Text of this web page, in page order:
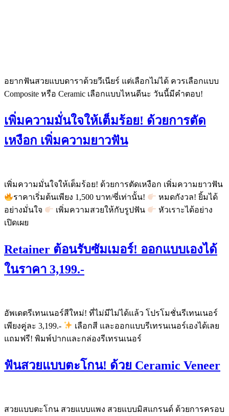
อยากฟันสวยแบบดาราด้วยวีเนียร์ แต่เลือกไม่ได้ ควรเลือกแบบ
Composite หรือ Ceramic เลือกแบบไหนดีนะ วันนี้มีคำตอบ!
เพิ่มความมั่นใจให้เต็มร้อย! ด้วยการตัด
เหงือก เพิ่มความยาวฟัน
เพิ่มความมั่นใจให้เต็มร้อย! ด้วยการตัดเหงือก เพิ่มความยาวฟัน
ราคาเริ่มต้นเพียง 1,500 บาท/ซี่เท่านั้น!
หมดกังวล! ยิ้มได้
อย่างมั่นใจ
เพิ่มความสวยให้กับรูปฟัน
หัวเราะได้อย่าง
เปิดเผย
Retainer ต้อนรับซัมเมอร์! ออกแบบเองได้
ในราคา 3,199.-
อัพเดตรีเทนเนอร์สีใหม่! ที่ไม่มีไม่ได้แล้ว โปรโมชั่นรีเทนเนอร์
เพียงคู่ละ 3,199.-
เลือกสี และออกแบบรีเทรนเนอร์เองได้เลย
แถมฟรี! พิมพ์ปากและกล่องรีเทรนเนอร์
ฟันสวยแบบตะโกน! ด้วย Ceramic Veneer
สวยแบบตะโกน สวยแบบแพง สวยแบบมิสแกรนด์ ด้วยการครอบ